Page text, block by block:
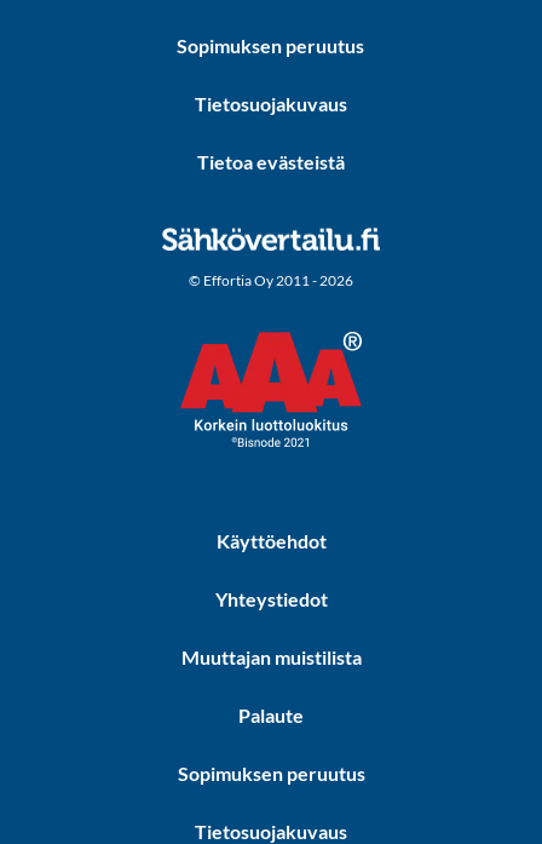
Sopimuksen peruutus
Tietosuojakuvaus
Tietoa evästeistä
© Effortia Oy 2011 - 2026
Käyttöehdot
Yhteystiedot
Muuttajan muistilista
Palaute
Sopimuksen peruutus
Tietosuojakuvaus